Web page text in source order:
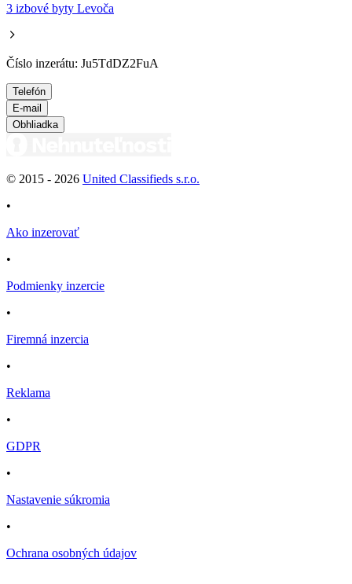
3 izbové byty Levoča
Číslo inzerátu: Ju5TdDZ2FuA
Telefón
E-mail
Obhliadka
© 2015 - 2026 United Classifieds s.r.o.
•
Ako inzerovať
•
Podmienky inzercie
•
Firemná inzercia
•
Reklama
•
GDPR
•
Nastavenie súkromia
•
Ochrana osobných údajov